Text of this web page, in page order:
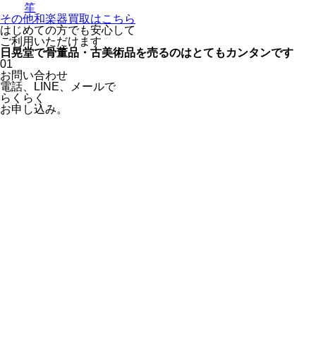
笙
その他和楽器買取はこちら
はじめての方でも安心して
ご利用いただけます
日晃堂で骨董品・古美術品を売るのはとても カンタンです
01
お問い合わせ
電話、
LINE、
メールで
らくらく
お申し込み。